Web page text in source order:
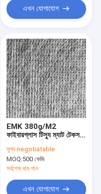
এখন যোগাযোগ
EMK 380g/M2
ফাইবারগ্লাস টিস্যু ম্যাট টেকসই
শক্তি
মূল্য:negotiatable
MOQ:500 কেজি
সর্বশেষ দাম পান
এখন যোগাযোগ